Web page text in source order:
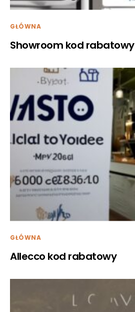
GŁÓWNA
Showroom kod rabatowy
GŁÓWNA
Allecco kod rabatowy